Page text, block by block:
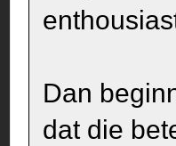
Dan
dat die